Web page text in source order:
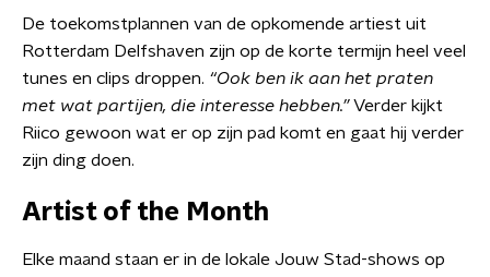
De toekomstplannen van de opkomende artiest uit
Rotterdam Delfshaven zijn op de korte termijn heel veel
tunes en clips droppen. “Ook ben ik aan het praten
met wat partijen, die interesse hebben.”Verder kijkt
Riico gewoon wat er op zijn pad komt en gaat hij verder
zijn ding doen.
Artist of the Month
Elke maand staan er in de lokale Jouw Stad-shows op